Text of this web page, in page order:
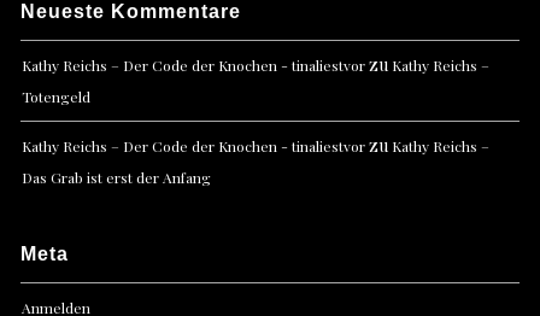
Neueste Kommentare
Kathy Reichs – Der Code der Knochen - tinaliestvorzu Kathy Reichs –
Totengeld
Kathy Reichs – Der Code der Knochen - tinaliestvorzu Kathy Reichs –
Das Grab ist erst der Anfang
Meta
Anmelden